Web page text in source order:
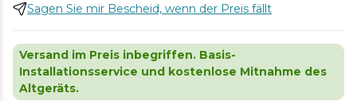
Sagen Sie mir Bescheid, wenn der Preis fällt
Versand im Preis inbegriffen. Basis-
Installationsservice und kostenlose Mitnahme des
Altgeräts.